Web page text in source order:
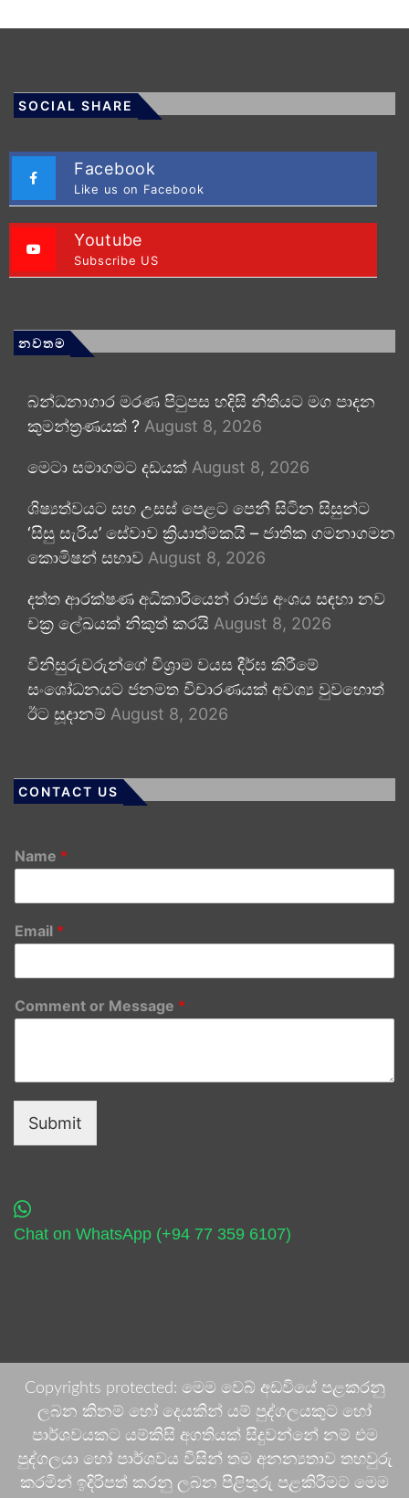
SOCIAL SHARE
Facebook
Like us on Facebook
Youtube
Subscribe US
නවතම
බන්ධනාගාර මරණ පිටුපස හදිසි නීතියට මග පාදන
කුමන්ත්‍රණයක් ? August 8, 2026
මෙටා සමාගමට දඩයක් August 8, 2026
ශිෂ්‍යත්වයට සහ උසස් පෙළට පෙනී සිටින සිසුන්ට
‘සිසු සැරිය’ සේවාව ක්‍රියාත්මකයි – ජාතික ගමනාගමන
කොමිෂන් සභාව August 8, 2026
දත්ත ආරක්ෂණ අධිකාරියෙන් රාජ්‍ය අංශය සඳහා නව
චක්‍ර ලේඛයක් නිකුත් කරයි August 8, 2026
විනිසුරුවරුන්ගේ විශ්‍රාම වයස දීර්ඝ කිරීමේ
සංශෝධනයට ජනමත විචාරණයක් අවශ්‍ය වුවහොත්
ඊට සූදානම් August 8, 2026
CONTACT US
Name *
Email *
Comment or Message *
Submit
Chat on WhatsApp (+94 77 359 6107)
Copyrights protected: මෙම වෙබ් අඩවියේ පළකරනු
ලබන කිනම් හෝ දෙයකින් යම් පුද්ගලයකුට හෝ
පාර්ශවයකට යම්කිසි අගතියක් සිදුවන්නේ නම් එම
පුද්ගලයා හෝ පාර්ශවය විසින් තම අනන්‍යතාව තහවුරු
කරමින් ඉදිරිපත් කරනු ලබන පිළිතුරු පළකිරීමට මෙම